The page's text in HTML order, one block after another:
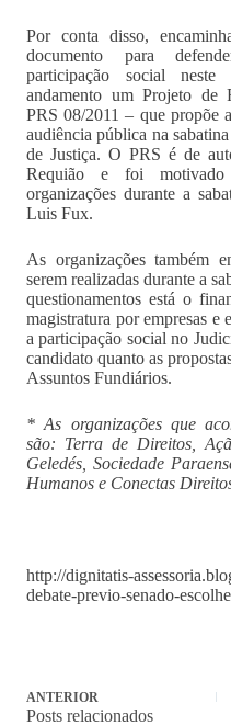
Por conta disso,
documento para
participação social
andamento um Projeto de
PRS 08/2011 – que propõe
audiência pública na
de Justiça. O PRS é de
Requião e foi motivado
organizações durante a
Luis Fux.
As organizações também
serem realizadas durante a
questionamentos está o
magistratura por empresas e
a participação social no
candidato quanto as
Assuntos Fundiários.
* As organizações que
são: Terra de Direitos,
Geledés, Sociedade
Humanos e Conectas
http://dignitatis-
debate-previo-senado-
ANTERIOR
Posts relacionados